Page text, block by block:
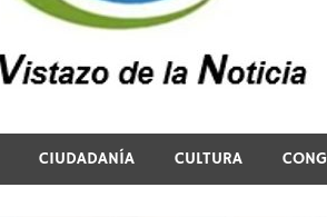
CIUDADANÍA CULTURA